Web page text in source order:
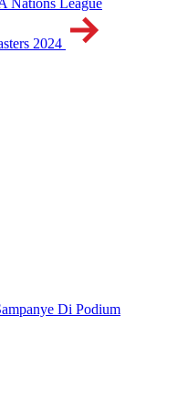
Nations League
2024
Di Podium